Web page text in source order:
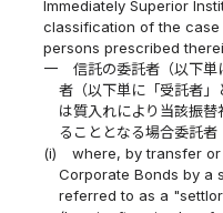
Immediately Superior
classification of the
persons prescribed
一
信託の委託者（以下単
者（以下単に「受託者」
は質入れにより当該振
ることとなる場合委託者
(i)
where, by transfer
Corporate Bonds by a
referred to as a